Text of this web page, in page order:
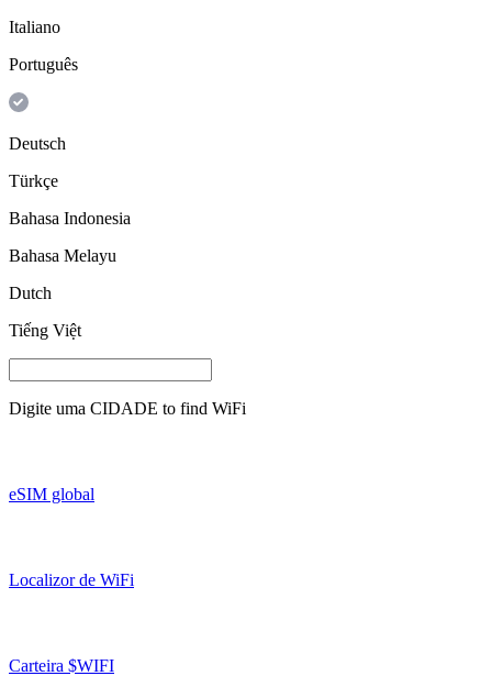
Italiano
Português
Deutsch
Türkçe
Bahasa Indonesia
Bahasa Melayu
Dutch
Tiếng Việt
Digite uma CIDADE to find WiFi
eSIM global
Localizor de WiFi
Carteira $WIFI